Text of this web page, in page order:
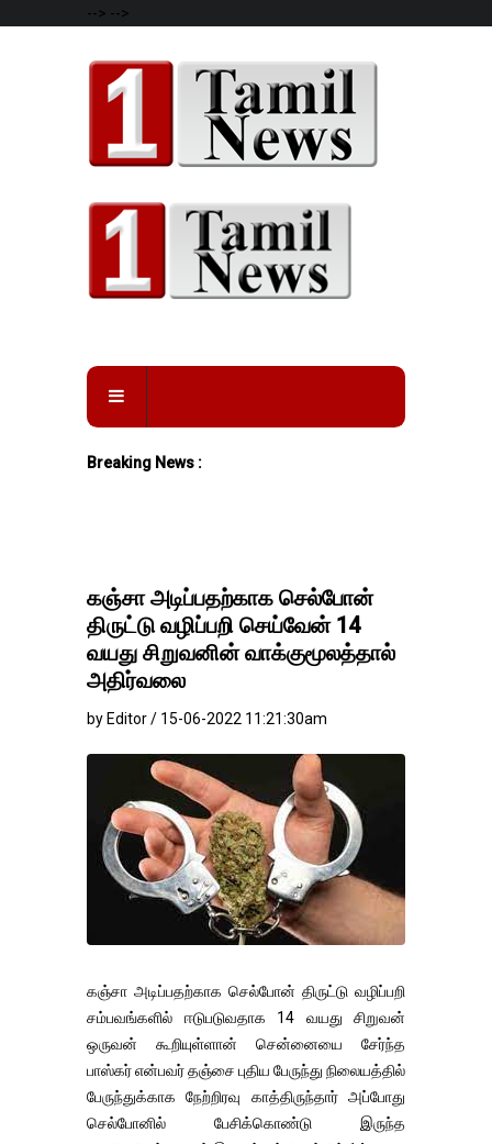
--> -->
Breaking News :
கஞ்சா அடிப்பதற்காக செல்போன்
திருட்டு வழிப்பறி செய்வேன் 14
வயது சிறுவனின் வாக்குமூலத்தால்
அதிர்வலை
by Editor / 15-06-2022 11:21:30am
கஞ்சா அடிப்பதற்காக செல்போன் திருட்டு வழிப்பறி
சம்பவங்களில் ஈடுபடுவதாக 14 வயது சிறுவன்
ஒருவன் கூறியுள்ளான் சென்னையை சேர்ந்த
பாஸ்கர் என்பவர் தஞ்சை புதிய பேருந்து நிலையத்தில்
பேருந்துக்காக நேற்றிரவு காத்திருந்தார் அப்போது
செல்போனில் பேசிக்கொண்டு இருந்த